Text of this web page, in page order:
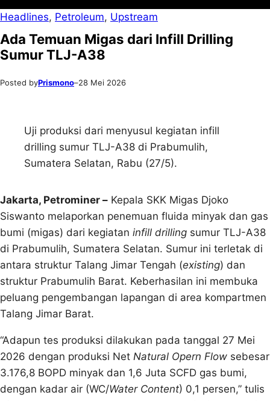
Headlines, Petroleum, Upstream
Ada Temuan Migas dari Infill Drilling
Sumur TLJ-A38
Posted byPrismono–28 Mei 2026
Uji produksi dari menyusul kegiatan infill
drilling sumur TLJ-A38 di Prabumulih,
Sumatera Selatan, Rabu (27/5).
Jakarta, Petrominer – Kepala SKK Migas Djoko
Siswanto melaporkan penemuan fluida minyak dan gas
bumi (migas) dari kegiatan infill drilling sumur TLJ-A38
di Prabumulih, Sumatera Selatan. Sumur ini terletak di
antara struktur Talang Jimar Tengah (existing) dan
struktur Prabumulih Barat. Keberhasilan ini membuka
peluang pengembangan lapangan di area kompartmen
Talang Jimar Barat.
“Adapun tes produksi dilakukan pada tanggal 27 Mei
2026 dengan produksi Net Natural Opern Flow sebesar
3.176,8 BOPD minyak dan 1,6 Juta SCFD gas bumi,
dengan kadar air (WC/Water Content) 0,1 persen,” tulis